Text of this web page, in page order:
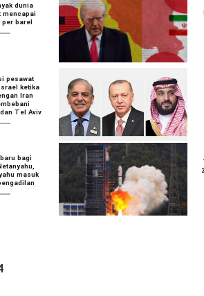
dunia
mencapai
per barel
pesawat
ketika
Iran
Tel Aviv
bagi
masuk